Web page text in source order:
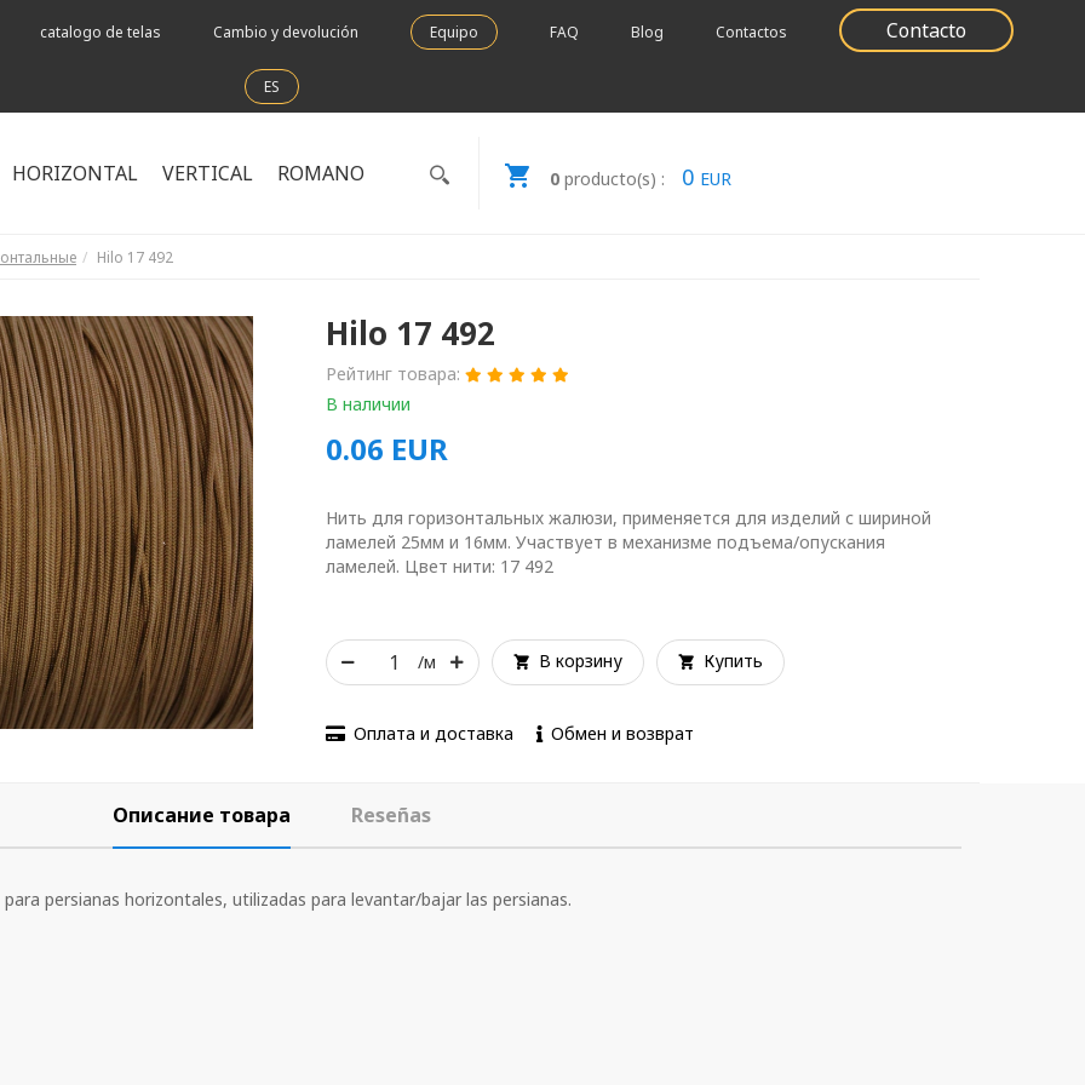
catalogo de telas Cambio y devolución Equipo FAQ Blog Contactos Contacto
ES
HORIZONTAL VERTICAL ROMANO 0producto(s) : 0 EUR
Hilo 17 492
Hilo 17 492
Рейтинг товара:
В наличии
0.06 EUR
Нить для горизонтальных жалюзи, применяется для изделий с шириной
ламелей 25мм и 16мм. Участвует в механизме подъема/опускания
ламелей. Цвет нити: 17 492
/м В корзину Купить
Оплата и доставка Обмен и возврат
Описание товара Reseñas
persianas horizontales, utilizadas para levantar/bajar las persianas.